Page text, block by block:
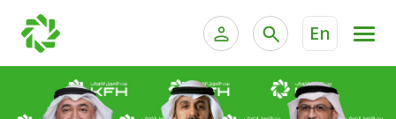
En
الخدمات المصرفية الإلكترونية للأفراد
الخدمات المصرفية للأفراد الخدمات المالية